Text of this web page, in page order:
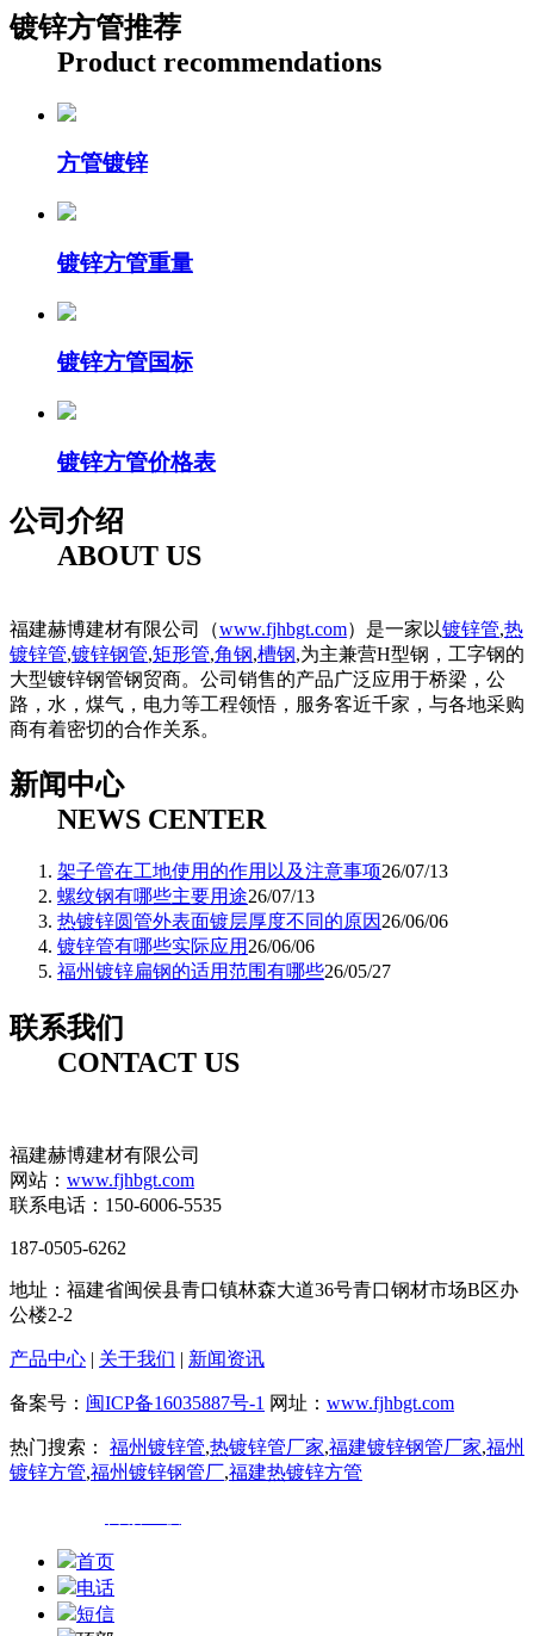
镀锌方管推荐
Product recommendations
方管镀锌
镀锌方管重量
镀锌方管国标
镀锌方管价格表
公司介绍
ABOUT US
福建赫博建材有限公司（www.fjhbgt.com）是一家以镀锌管,热
镀锌管,镀锌钢管,矩形管,角钢,槽钢,为主兼营H型钢，工字钢的
大型镀锌钢管钢贸商。公司销售的产品广泛应用于桥梁，公
路，水，煤气，电力等工程领悟，服务客近千家，与各地采购
商有着密切的合作关系。
新闻中心
NEWS CENTER
架子管在工地使用的作用以及注意事项26/07/13
螺纹钢有哪些主要用途26/07/13
热镀锌圆管外表面镀层厚度不同的原因 26/06/06
镀锌管有哪些实际应用 26/06/06
福州镀锌扁钢的适用范围有哪些26/05/27
联系我们
CONTACT US
福建赫博建材有限公司
网站： www.fjhbgt.com
联系电话：150-6006-5535
187-0505-6262
地址：福建省闽侯县青口镇林森大道36号青口钢材市场B区办
公楼2-2
产品中心 | 关于我们 | 新闻资讯
备案号： 闽ICP备16035887号-1 网址： www.fjhbgt.com
热门搜索： 福州镀锌管,热镀锌管厂家,福建镀锌钢管厂家,福州
镀锌方管,福州镀锌钢管厂,福建热镀锌方管
首页
电话
短信